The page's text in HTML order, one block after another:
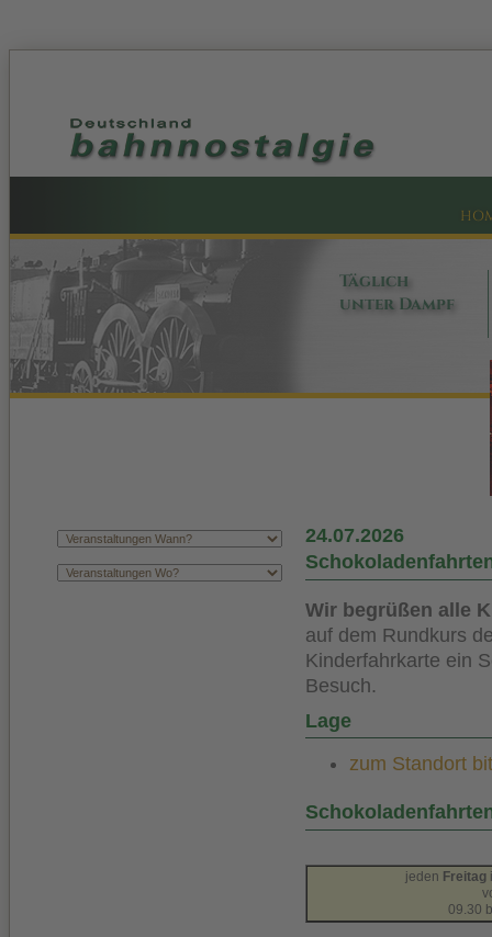
Täglich
unter Dampf
24.07.2026
Wir begrüßen alle
auf dem Rundkurs
Kinderfahrkarte ein
Besuch.
Lage
zum Standort
jeden Freitag
09.30